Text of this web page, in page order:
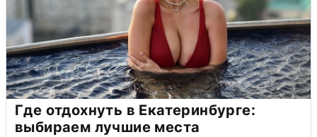
Где отдохнуть в Екатеринбурге:
выбираем лучшие места